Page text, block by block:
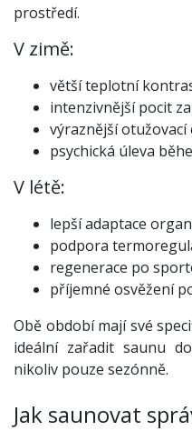
prostředí.
V zimě:
větší teplotní
intenzivnější pocit
výraznější otužovací
psychická úleva
V létě:
lepší adaptace
podpora
regenerace po
příjemné osvěžení
Obě období mají své
ideální zařadit saunu
nikoliv pouze sezónně.
Jak saunovat